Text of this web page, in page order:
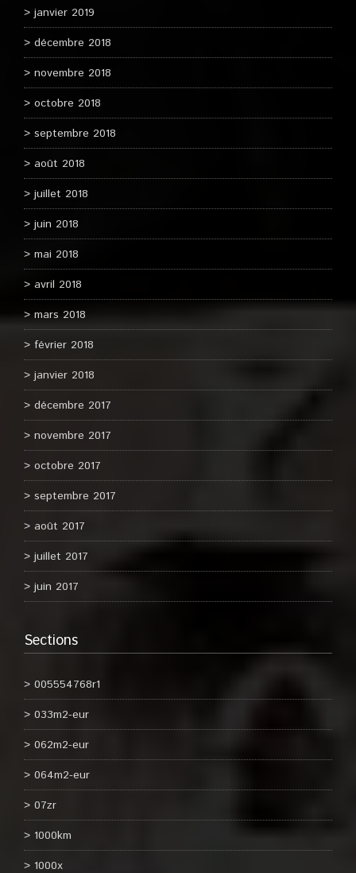
janvier 2019
décembre 2018
novembre 2018
octobre 2018
septembre 2018
août 2018
juillet 2018
juin 2018
mai 2018
avril 2018
mars 2018
février 2018
janvier 2018
décembre 2017
novembre 2017
octobre 2017
septembre 2017
août 2017
juillet 2017
juin 2017
Sections
005554768r1
033m2-eur
062m2-eur
064m2-eur
07zr
1000km
1000x